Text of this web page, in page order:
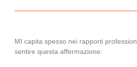
MI capita spesso nei rapporti
sentire questa affermazione: